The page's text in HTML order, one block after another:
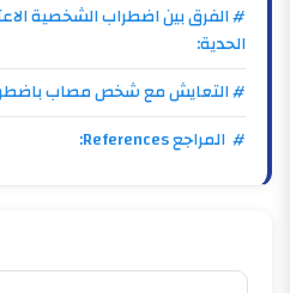
# الفرق بين اضطراب الشخصية
الحدية:
# التعايش مع شخص مصاب
# المراجع References: